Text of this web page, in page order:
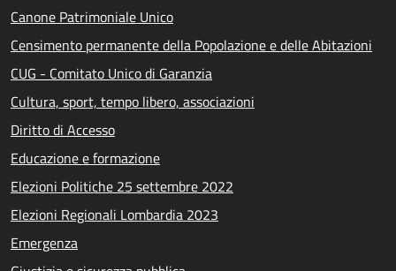
Canone Patrimoniale Unico
Censimento permanente della Popolazione e delle Abitazioni
CUG - Comitato Unico di Garanzia
Cultura, sport, tempo libero, associazioni
Diritto di Accesso
Educazione e formazione
Elezioni Politiche 25 settembre 2022
Elezioni Regionali Lombardia 2023
Emergenza